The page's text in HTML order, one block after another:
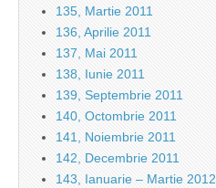
135, Martie 2011
136, Aprilie 2011
137, Mai 2011
138, Iunie 2011
139, Septembrie 2011
140, Octombrie 2011
141, Noiembrie 2011
142, Decembrie 2011
143, Ianuarie – Martie 2012